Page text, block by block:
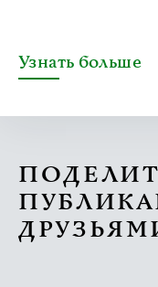
Узнать больше